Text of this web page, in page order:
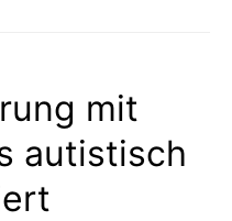
mit
autistisch